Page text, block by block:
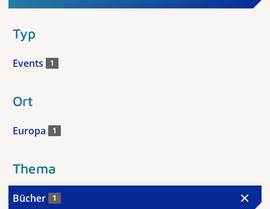
Typ
Events 1
Ort
Europa 1
Thema
Bücher 1